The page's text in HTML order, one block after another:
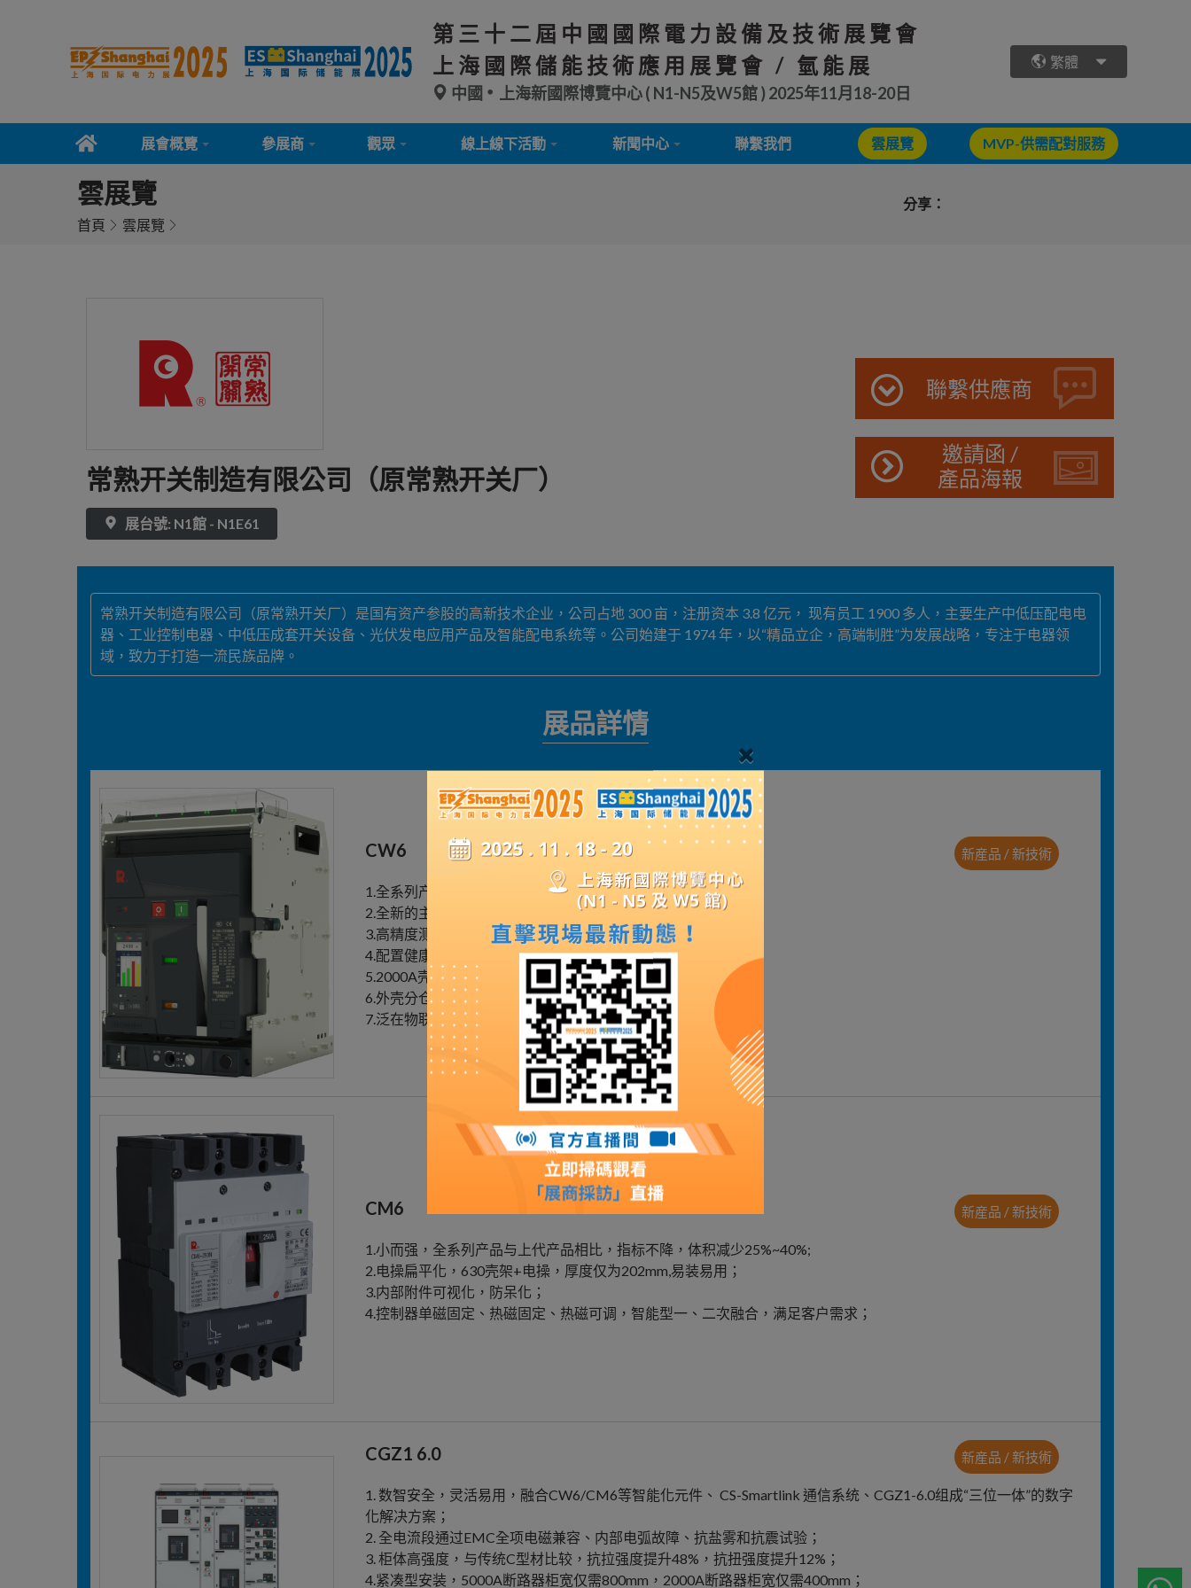
第三十二屆中國國際電力設備及技術展覽會
上海國際儲能技術應用展覽會 / 氫能展
中國 上海新國際博覽中心 ( N1-N5及W5館 ) 2025年11月18-20日
繁體
展會概覽 參展商 觀眾 線上線下活動 新聞中心 聯繫我們 雲展覽 MVP-供需配對服務
雲展覽
首頁 雲展覽
分享：
常熟开关制造有限公司（原常熟开关厂）
展台號: N1館 - N1E61
聯繫供應商
邀請函 /
產品海報
常熟开关制造有限公司（原常熟开关厂）是国有资产参股的高新技术企业，公司占地 300 亩，注册资本 3.8 亿元， 现有员工 1900 多人，主要生产中低压配电电
器、工业控制电器、中低压成套开关设备、光伏发电应用产品及智能配电系统等。公司始建于 1974 年，以“精品立企，高端制胜”为发展战略，专注于电器领
域，致力于打造一流民族品牌。
展品詳情
CW6 新産品 / 新技術
1.全系列产品Icu=Ics，Icw66kA，满足电流上下级保护要求；
2.全新的主弧触头和高强度机构，大幅提升寿命；
3.高精度测量，电流、电压精度±0.5%，功率±1%；
4.配置健康诊断功能，实现主动运维；
5.2000A壳架和5000A壳架，相比同行，尺寸减小20%；
6.外壳分仓设计，附件免接线，即插即用，快速扩展；
7.泛在物联，标配蓝牙，整定参数多台直接拷贝使用。
CM6 新産品 / 新技術
1.小而强，全系列产品与上代产品相比，指标不降，体积减少25%~40%;
2.电操扁平化，630壳架+电操，厚度仅为202mm,易装易用；
3.内部附件可视化，防呆化；
4.控制器单磁固定、热磁固定、热磁可调，智能型一、二次融合，满足客户需求；
CGZ1 6.0 新産品 / 新技術
1. 数智安全，灵活易用，融合CW6/CM6等智能化元件、 CS-Smartlink 通信系统、CGZ1-6.0组成“三位一体”的数字
化解决方案；
2. 全电流段通过EMC全项电磁兼容、内部电弧故障、抗盐雾和抗震试验；
3. 柜体高强度，与传统C型材比较，抗拉强度提升48%，抗扭强度提升12%；
4.紧凑型安装，5000A断路器柜宽仅需800mm，2000A断路器柜宽仅需400mm；